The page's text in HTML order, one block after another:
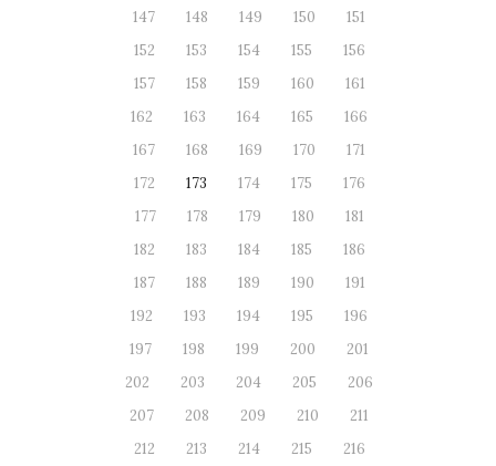
147
148 149 150
151
152
153 154 155
156
157
158 159 160
161
162
163 164 165
166
167
168 169 170
171
172
173 174 175
176
177
178 179 180
181
182
183 184 185
186
187
188 189 190
191
192
193 194 195
196
197
198 199 200
201
202
203 204 205
206
207
208 209 210
211
212
213 214 215
216